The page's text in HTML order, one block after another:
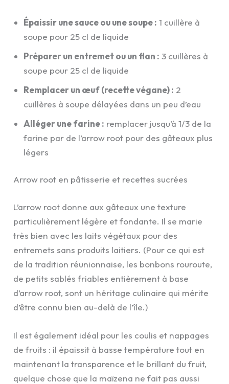
Épaissir une sauce ou une soupe : 1 cuillère à
soupe pour 25 cl de liquide
Préparer un entremet ou un flan : 3 cuillères à
soupe pour 25 cl de liquide
Remplacer un œuf (recette végane) : 2
cuillères à soupe délayées dans un peu d’eau
Alléger une farine : remplacer jusqu’à 1/3 de la
farine par de l’arrow root pour des gâteaux plus
légers
Arrow root en pâtisserie et recettes sucrées
L’arrow root donne aux gâteaux une texture
particulièrement légère et fondante. Il se marie
très bien avec les laits végétaux pour des
entremets sans produits laitiers. (Pour ce qui est
de la tradition réunionnaise, les bonbons rouroute,
de petits sablés friables entièrement à base
d’arrow root, sont un héritage culinaire qui mérite
d’être connu bien au-delà de l’île.)
Il est également idéal pour les coulis et nappages
de fruits : il épaissit à basse température tout en
maintenant la transparence et le brillant du fruit,
quelque chose que la maïzena ne fait pas aussi